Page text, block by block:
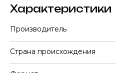
Характеристики
Производитель
Страна происхождения